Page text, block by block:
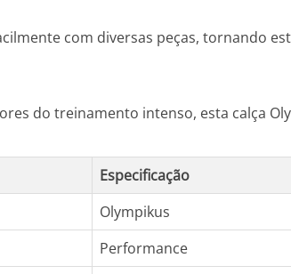
com diversas peças, tornando
do treinamento intenso, esta calça
Especificação
Olympikus
Performance